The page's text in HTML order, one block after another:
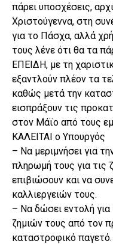
πάρει υποσχέσεις,
Χριστούγεννα, στη
για το Πάσχα, αλλά
τους λένε ότι θα τα
ΕΠΕΙΔΗ, με τη
εξαντλούν πλέον τα
καθώς μετά την
εισπράξουν τις
στον Μάϊο από τους
ΚΑΛΕΙΤΑΙ ο Υπουργός
– Να μεριμνήσει για
πληρωμή τους για τις
επιβιώσουν και να
καλλιεργειών τους.
– Να δώσει εντολή για
ζημιών τους από τον
καταστροφικό παγετό.